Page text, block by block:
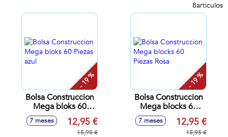
8articulos
- 19 %
Bolsa Construccion
Mega bloks 60
Piezas azul
7 meses 12,95 €
15,95 €
- 19 %
Bolsa Construccion
Mega blocks 60
Piezas Rosa
7 meses 12,95 €
15,95 €